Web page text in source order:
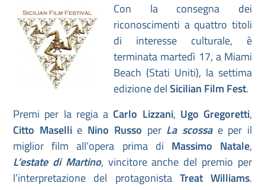
Con la consegna dei
riconoscimenti a quattro titoli
di interesse culturale, è
terminata martedì 17, a Miami
Beach (Stati Uniti), la settima
edizione delSicilian Film Fest.
Premi per la regia a Carlo Lizzani, Ugo Gregoretti,
Citto Maselli e Nino Russo per La scossa e per il
miglior film all’opera prima di Massimo Natale,
L’estate di Martino, vincitore anche del premio per
l’interpretazione del protagonista Treat Williams.